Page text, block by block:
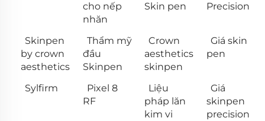
cho nếp
nhăn
Skin pen
Precision
Skinpen
by crown
aesthetics
Thẩm mỹ
đầu
Skinpen
Crown
aesthetics
skinpen
Giá skin
pen
Sylfirm
Pixel 8
RF
Liệu
pháp lăn
kim vi
Giá
skinpen
precision